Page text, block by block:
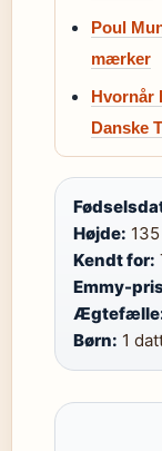
Poul
mærker
Hvornår
Danske
Højde: 135
Kendt for:
Emmy-
Børn: 1